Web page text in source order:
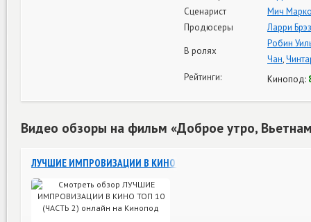
Сценарист
Мич
Продюсеры
Ларри
В ролях
Робин
Чан,
Рейтинги:
Кинопод:
Видео обзоры на фильм «Доброе утро,
ЛУЧШИЕ ИМПРОВИЗАЦИИ В КИНО ТОП 10 (ЧАСТЬ 2)